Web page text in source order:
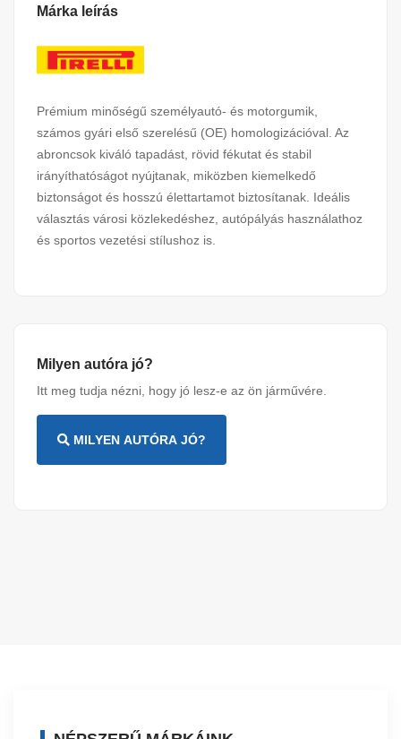
Márka leírás
Prémium minőségű személyautó- és motorgumik,
számos gyári első szerelésű (OE) homologizációval. Az
abroncsok kiváló tapadást, rövid fékutat és stabil
irányíthatóságot nyújtanak, miközben kiemelkedő
biztonságot és hosszú élettartamot biztosítanak. Ideális
választás városi közlekedéshez, autópályás használathoz
és sportos vezetési stílushoz is.
Milyen autóra jó?
Itt meg tudja nézni, hogy jó lesz-e az ön járművére.
MILYEN AUTÓRA JÓ?